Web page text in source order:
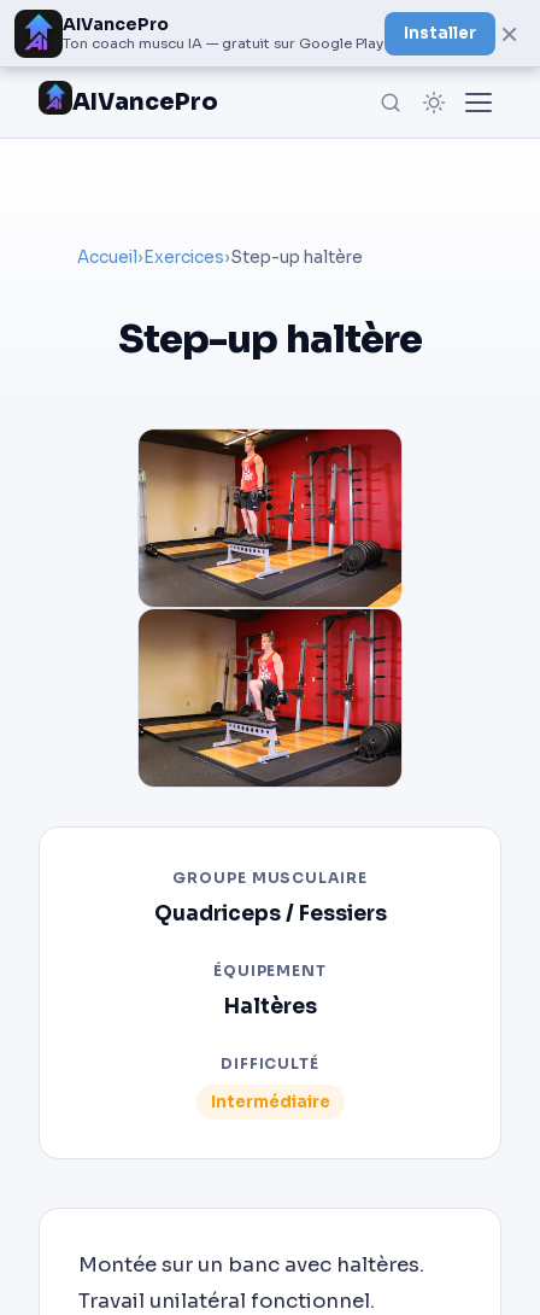
AIVancePro
Ton coach muscu IA — gratuit sur Google Play
Installer ×
AIVancePro
Accueil› Exercices›Step-up haltère
Step-up haltère
GROUPE MUSCULAIRE
Quadriceps / Fessiers
ÉQUIPEMENT
Haltères
DIFFICULTÉ
Intermédiaire
Montée sur un banc avec haltères.
Travail unilatéral fonctionnel.